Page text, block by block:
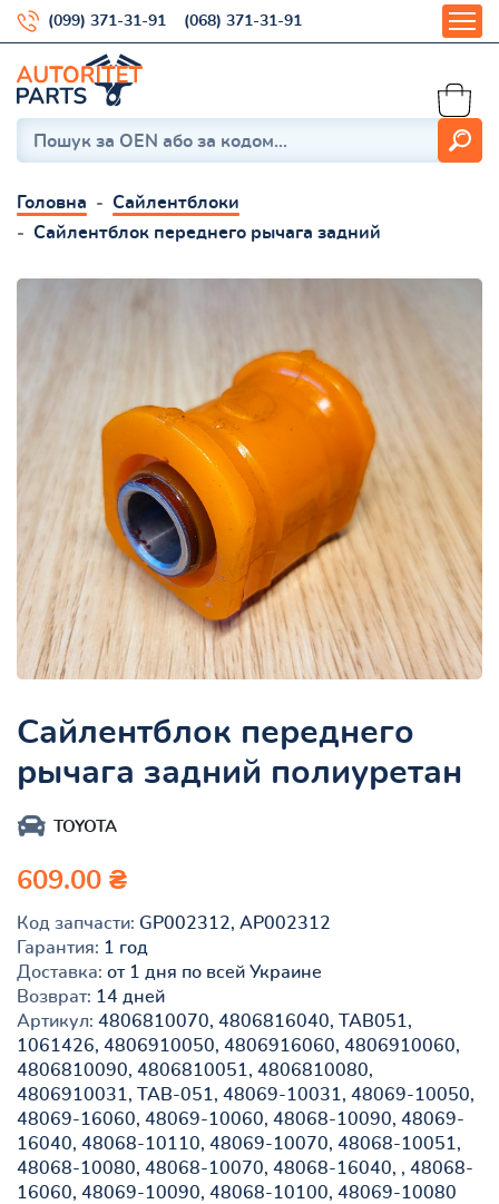
(099) 371-31-91 (068) 371-31-91
Головна
Сайлентблоки
Сайлентблок переднего рычага задний
Сайлентблок переднего
рычага задний полиуретан
TOYOTA
609.00 ₴
Код запчасти: GP002312, AP002312
Гарантия: 1 год
Доставка: от 1 дня по всей Украине
Возврат: 14 дней
Артикул: 4806810070, 4806816040, TAB051,
1061426, 4806910050, 4806916060, 4806910060,
4806810090, 4806810051, 4806810080,
4806910031, TAB-051, 48069-10031, 48069-10050,
48069-16060, 48069-10060, 48068-10090, 48069-
16040, 48068-10110, 48069-10070, 48068-10051,
48068-10080, 48068-10070, 48068-16040, , 48068-
16060, 48069-10090, 48068-10100, 48069-10080